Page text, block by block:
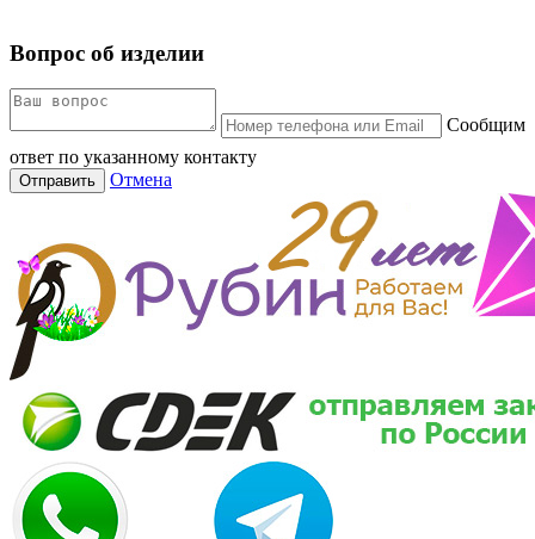
Вопрос об изделии
Сообщим
ответ по указанному контакту
Отправить Отмена